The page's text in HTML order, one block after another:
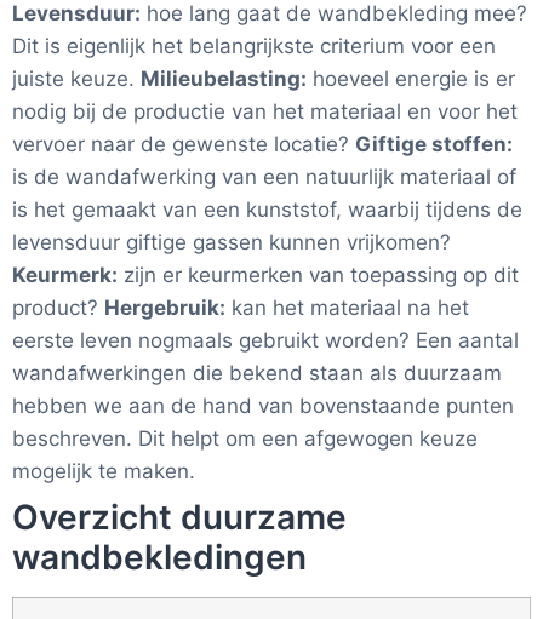
Levensduur: hoe lang gaat de wandbekleding mee?
Dit is eigenlijk het belangrijkste criterium voor een
juiste keuze. Milieubelasting: hoeveel energie is er
nodig bij de productie van het materiaal en voor het
vervoer naar de gewenste locatie? Giftige stoffen:
is de wandafwerking van een natuurlijk materiaal of
is het gemaakt van een kunststof, waarbij tijdens de
levensduur giftige gassen kunnen vrijkomen?
Keurmerk: zijn er keurmerken van toepassing op dit
product? Hergebruik: kan het materiaal na het
eerste leven nogmaals gebruikt worden? Een aantal
wandafwerkingen die bekend staan als duurzaam
hebben we aan de hand van bovenstaande punten
beschreven. Dit helpt om een afgewogen keuze
mogelijk te maken.
Overzicht duurzame
wandbekledingen